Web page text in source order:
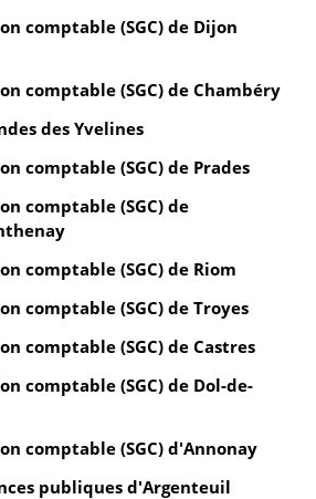
comptable (SGC) de Dijon
comptable (SGC) de Chambéry
des Yvelines
comptable (SGC) de Prades
comptable (SGC) de
comptable (SGC) de Riom
comptable (SGC) de Troyes
comptable (SGC) de Castres
comptable (SGC) de Dol-de-
comptable (SGC) d'Annonay
publiques d'Argenteuil